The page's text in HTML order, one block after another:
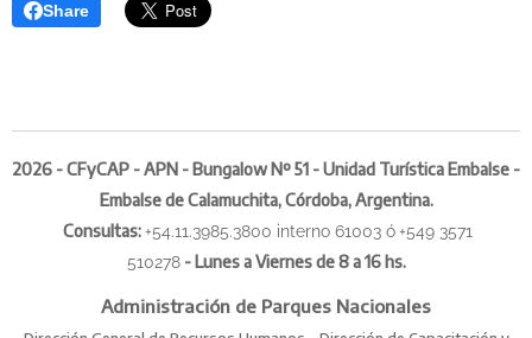
Share
2026 - CFyCAP - APN - Bungalow Nº 51 - Unidad Turística Embalse -
Embalse de Calamuchita, Córdoba, Argentina.
Consultas:+54.11.3985.3800 interno 61003 ó+549 3571
510278- Lunes a Viernes de 8 a 16 hs.
Administración de Parques Nacionales